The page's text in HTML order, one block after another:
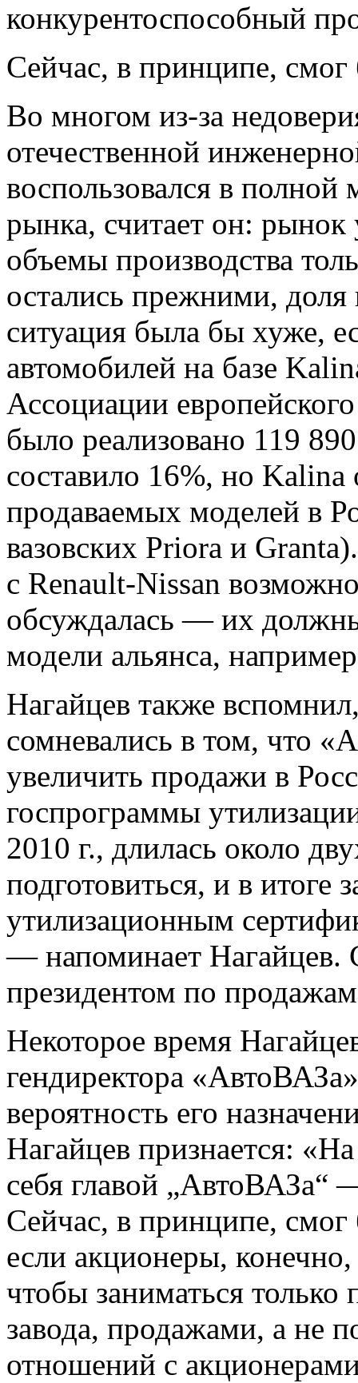
конкурентоспособный
Сейчас, в принципе, смог
Во многом из-за
отечественной
воспользовался в полной
рынка, считает он:
объемы производства
остались прежними, доля
ситуация была бы хуже,
автомобилей на базе
Ассоциации
было реализовано 119
составило 16%, но Kalina
продаваемых моделей в
вазовских Priora и
с Renault-Nissan
обсуждалась — их
модели альянса,
Нагайцев также
сомневались в том, что
увеличить продажи в
госпрограммы
2010 г., длилась около
подготовиться, и в итоге
утилизационным
— напоминает Нагайцев.
президентом по
Некоторое время
гендиректора
вероятность его
Нагайцев признается:
себя главой „АвтоВАЗа“
Сейчас, в принципе, смог
если акционеры,
чтобы заниматься только
завода, продажами, а не
отношений с